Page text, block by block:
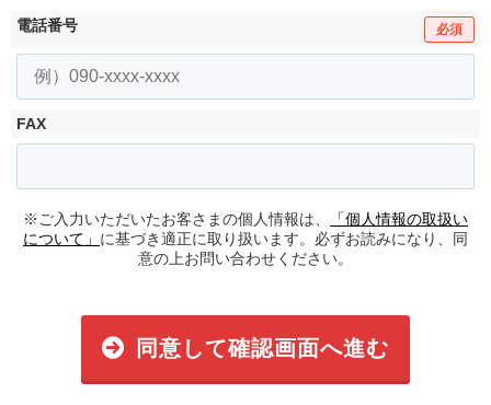
電話番号 必須
FAX
※ご入力いただいたお客さまの個人情報は、
「個人情報の取扱い
について」 に基づき適正に取り扱います。必ずお読みになり、同
意の上お問い合わせください。
同意して確認画面へ進む